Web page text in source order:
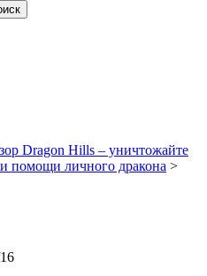
Dragon Hills – уничтожайте
помощи личного дракона >